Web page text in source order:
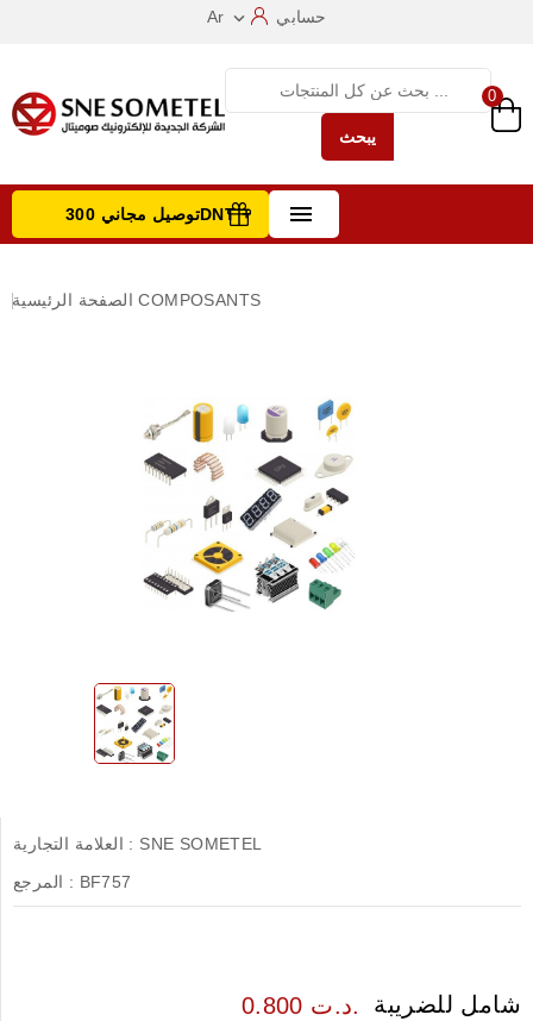
Ar  حسابي
يبحث
0
 توصيل مجاني 300DNT +
الصفحة الرئيسية COMPOSANTS
العلامة التجارية : SNE SOMETEL
المرجع : BF757
0.800 د.ت. شامل للضريبة